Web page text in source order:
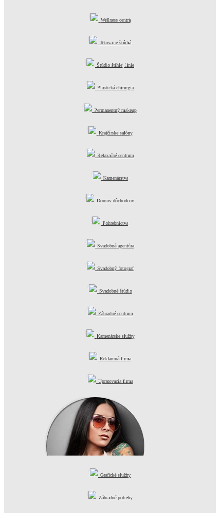
Wellness centrá
Tetovacie štúdiá
Štúdio štíhlej línie
Plastická chirurgia
Permanentný makeup
Krajčírske salóny
Relaxačné centrum
Kamenárstva
Domov dôchodcov
Pohrebníctva
Svadobná agentúra
Svadobný fotograf
Svadobné štúdio
Záhradné centrum
Kamenárske služby
Reklamná firma
Upratovacia firma
Grafické služby
Záhradné potreby